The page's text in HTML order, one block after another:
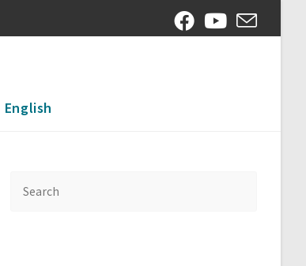
English